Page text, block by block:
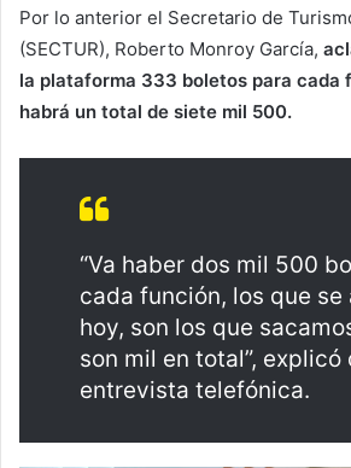
Por lo anterior el Secretario de
(SECTUR), Roberto Monroy García,
la plataforma 333 boletos para cada
habrá un total de siete mil 500.
“Va haber dos mil 500
cada función, los que se
hoy, son los que
son mil en total”, explicó
entrevista telefónica.